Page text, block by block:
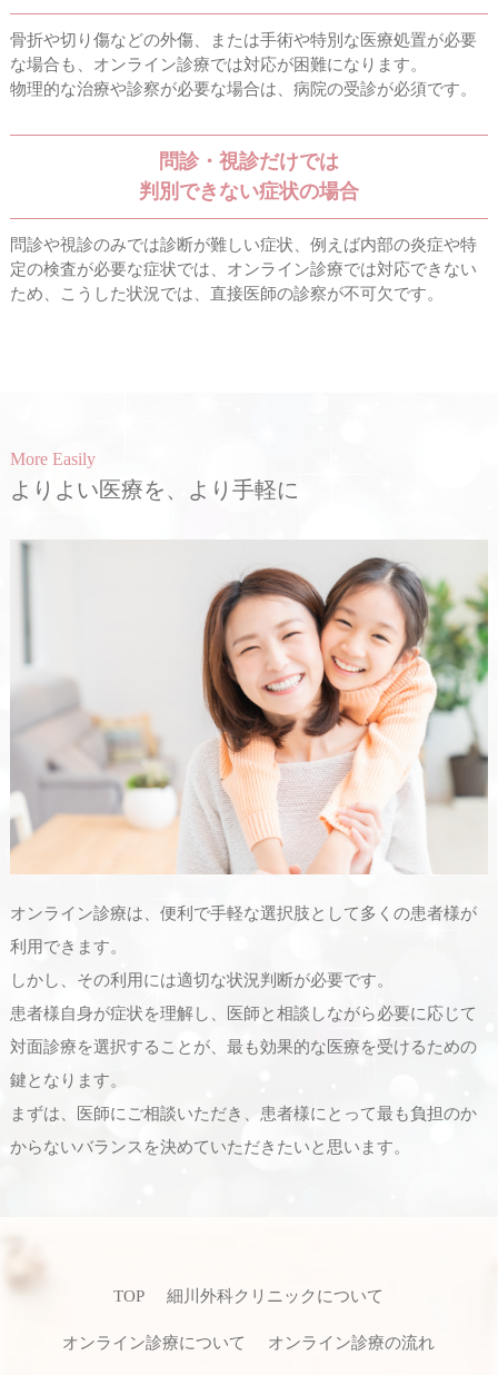
骨折や切り傷などの外傷、または手術や特別な医療処置が必要
な場合も、オンライン診療では対応が困難になります。
物理的な治療や診察が必要な場合は、病院の受診が必須です。
問診・視診だけでは
判別できない症状の場合
問診や視診のみでは診断が難しい症状、例えば内部の炎症や特
定の検査が必要な症状では、オンライン診療では対応できない
ため、こうした状況では、直接医師の診察が不可欠です。
More Easily
よりよい医療を、より手軽に
オンライン診療は、便利で手軽な選択肢として多くの患者様が
利用できます。
しかし、その利用には適切な状況判断が必要です。
患者様自身が症状を理解し、医師と相談しながら必要に応じて
対面診療を選択することが、最も効果的な医療を受けるための
鍵となります。
まずは、医師にご相談いただき、患者様にとって最も負担のか
からないバランスを決めていただきたいと思います。
TOP 細川外科クリニックについて
オンライン診療について オンライン診療の流れ